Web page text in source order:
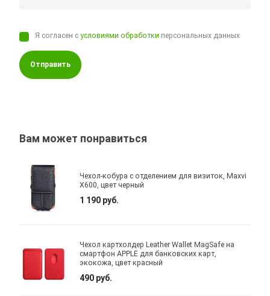
Я согласен сусловиями обработки персональных данных
Отправить
Вам может понравиться
Чехол-кобура с отделением для визиток, Maxvi
X600, цвет черный
1 190 руб.
Чехол картхолдер Leather Wallet MagSafe на
смартфон APPLE для банковских карт,
экокожа, цвет красный
490 руб.